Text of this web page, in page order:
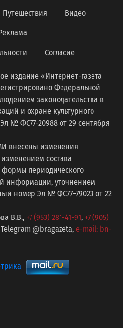
Путешествия Видео
Согласие
издание «Интернет-газета
Федеральной
законодательства в
и охране культурного
№ ФС77-20988 от 29 сентября
внесены изменения
состава
периодического
информации, уточнением
номер Эл № ФС77−79023 от 22
В.В., +7 (953) 281-41-91, +7 (905)
@bragazeta, e-mail: bn-